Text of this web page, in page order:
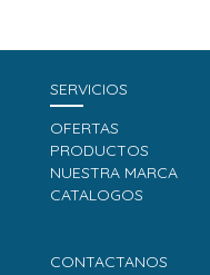
SERVICIOS
OFERTAS
PRODUCTOS
NUESTRA MARCA
CATALOGOS
CONTACTANOS